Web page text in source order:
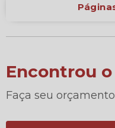
Encontrou
Faça seu